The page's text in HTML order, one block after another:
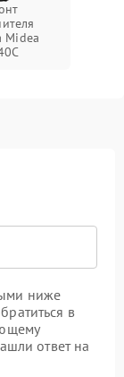
Midea
ниже
в
ответ на